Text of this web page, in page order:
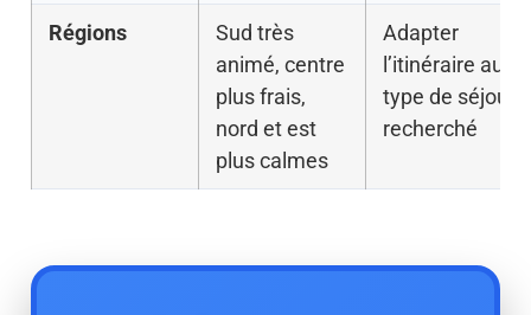
Régions
Sud très
animé, centre
plus frais,
nord et est
plus calmes
Adapter
l’itinéraire au
type de séjour
recherché